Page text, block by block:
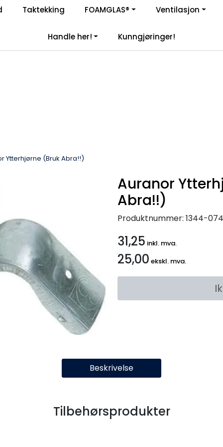
Enkelt kjøp, hentes i butikk (Sandefjord)
Taktekking FOAMGLAS® Ventilasjon
Handle her! Kunngjøringer!
Ytterhjørne (Bruk Abra!!)
Auranor
Abra!!)
Produktnummer: 1344-074
31,25 inkl. mva.
25,00 ekskl. mva.
Beskrivelse
Tilbehørsprodukter